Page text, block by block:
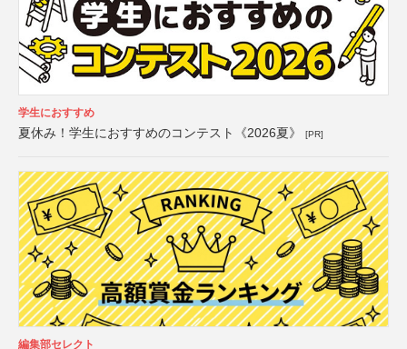
学生におすすめ
夏休み！学生におすすめのコンテスト《2026夏》 [PR]
編集部セレクト